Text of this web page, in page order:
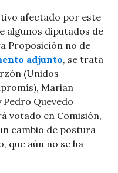
afectado por este
algunos diputados de
Proposición no de
adjunto, se trata
(Unidos
Marian
Quevedo
votado en Comisión,
cambio de postura
que aún no se ha